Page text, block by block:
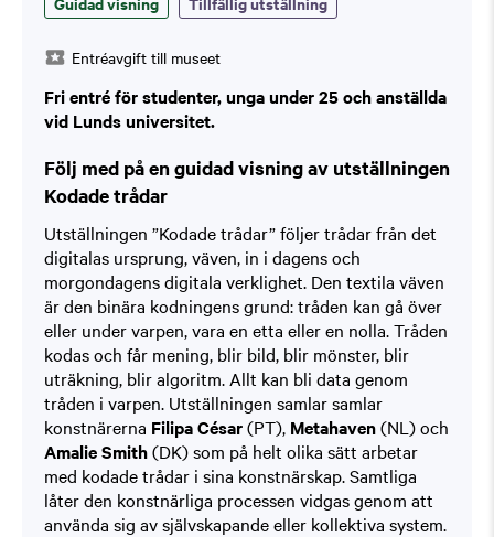
Entréavgift till museet
Fri entré för studenter, unga under 25 och anställda
vid Lunds universitet.
Följ med på en guidad visning av utställningen
Kodade trådar
Utställningen ”Kodade trådar” följer trådar från det
digitalas ursprung, väven, in i dagens och
morgondagens digitala verklighet. Den textila väven
är den binära kodningens grund: tråden kan gå över
eller under varpen, vara en etta eller en nolla. Tråden
kodas och får mening, blir bild, blir mönster, blir
uträkning, blir algoritm. Allt kan bli data genom
tråden i varpen. Utställningen samlar samlar
konstnärerna Filipa César(PT), Metahaven(NL) och
Amalie Smith(DK) som på helt olika sätt arbetar
med kodade trådar i sina konstnärskap. Samtliga
låter den konstnärliga processen vidgas genom att
använda sig av självskapande eller kollektiva system.